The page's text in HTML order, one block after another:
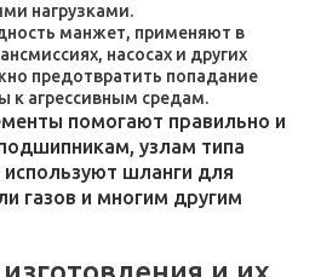
нагрузками.
манжет, применяют в
насосах и других
предотвратить попадание
к агрессивным средам.
помогают правильно и
узлам типа
шланги для
газов и многим другим